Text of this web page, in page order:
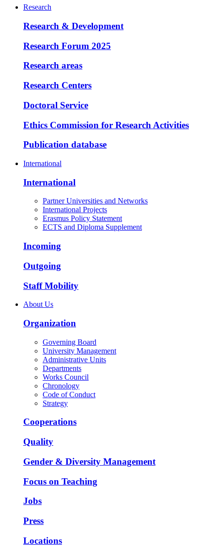
Research
Research & Development
Research Forum 2025
Research areas
Research Centers
Doctoral Service
Ethics Commission for Research Activities
Publication database
International
International
Partner Universities and Networks
International Projects
Erasmus Policy Statement
ECTS and Diploma Supplement
Incoming
Outgoing
Staff Mobility
About Us
Organization
Governing Board
University Management
Administrative Units
Departments
Works Council
Chronology
Code of Conduct
Strategy
Cooperations
Quality
Gender & Diversity Management
Focus on Teaching
Jobs
Press
Locations